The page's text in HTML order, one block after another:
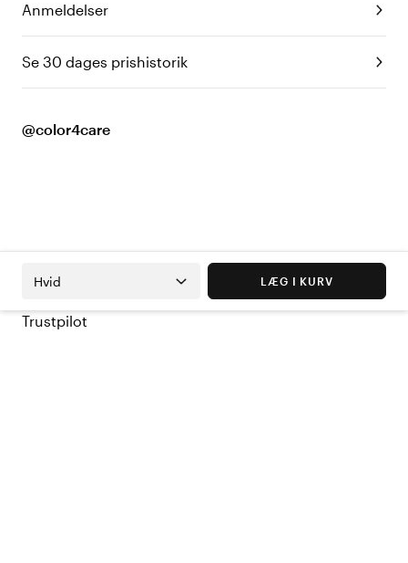
Anmeldelser
Se 30 dages prishistorik
@color4care
Hvid LÆG I KURV
Trustpilot